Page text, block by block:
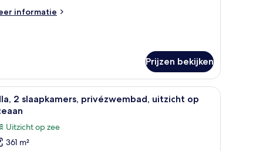
informatie
Prijzen bekijken
een bureau en een spiegel.Een moderne slaapkamer met een groot
11
2 slaapkamers, privézwembad, uitzicht op
Uitzicht op zee
361 m²